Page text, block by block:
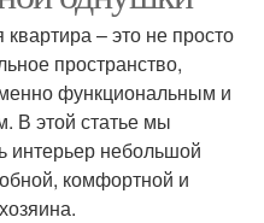
– это не просто
пространство,
функциональным и
В этой статье мы
интерьер небольшой
комфортной и